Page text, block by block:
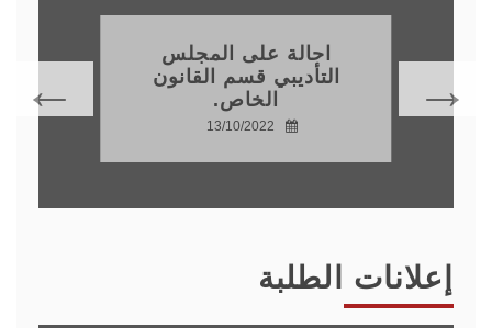
احالة على المجلس
التأديبي قسم القانون
الخاص.
13/10/2022
إعلانات الطلبة